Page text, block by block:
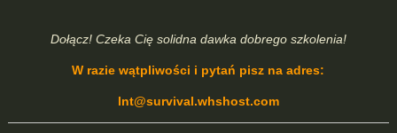
Dołącz! Czeka Cię solidna dawka dobrego szkolenia!
W razie wątpliwości i pytań pisz na adres:
lnt@survival.whshost.com